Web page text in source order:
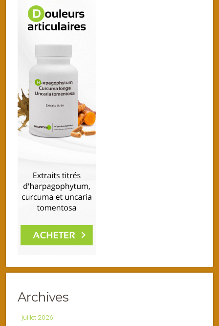
Archives
juillet 2026